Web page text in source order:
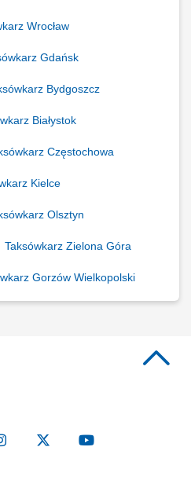
Wrocław
Gdańsk
Bydgoszcz
Białystok
Częstochowa
Kielce
Olsztyn
Taksówkarz Zielona Góra
Gorzów Wielkopolski